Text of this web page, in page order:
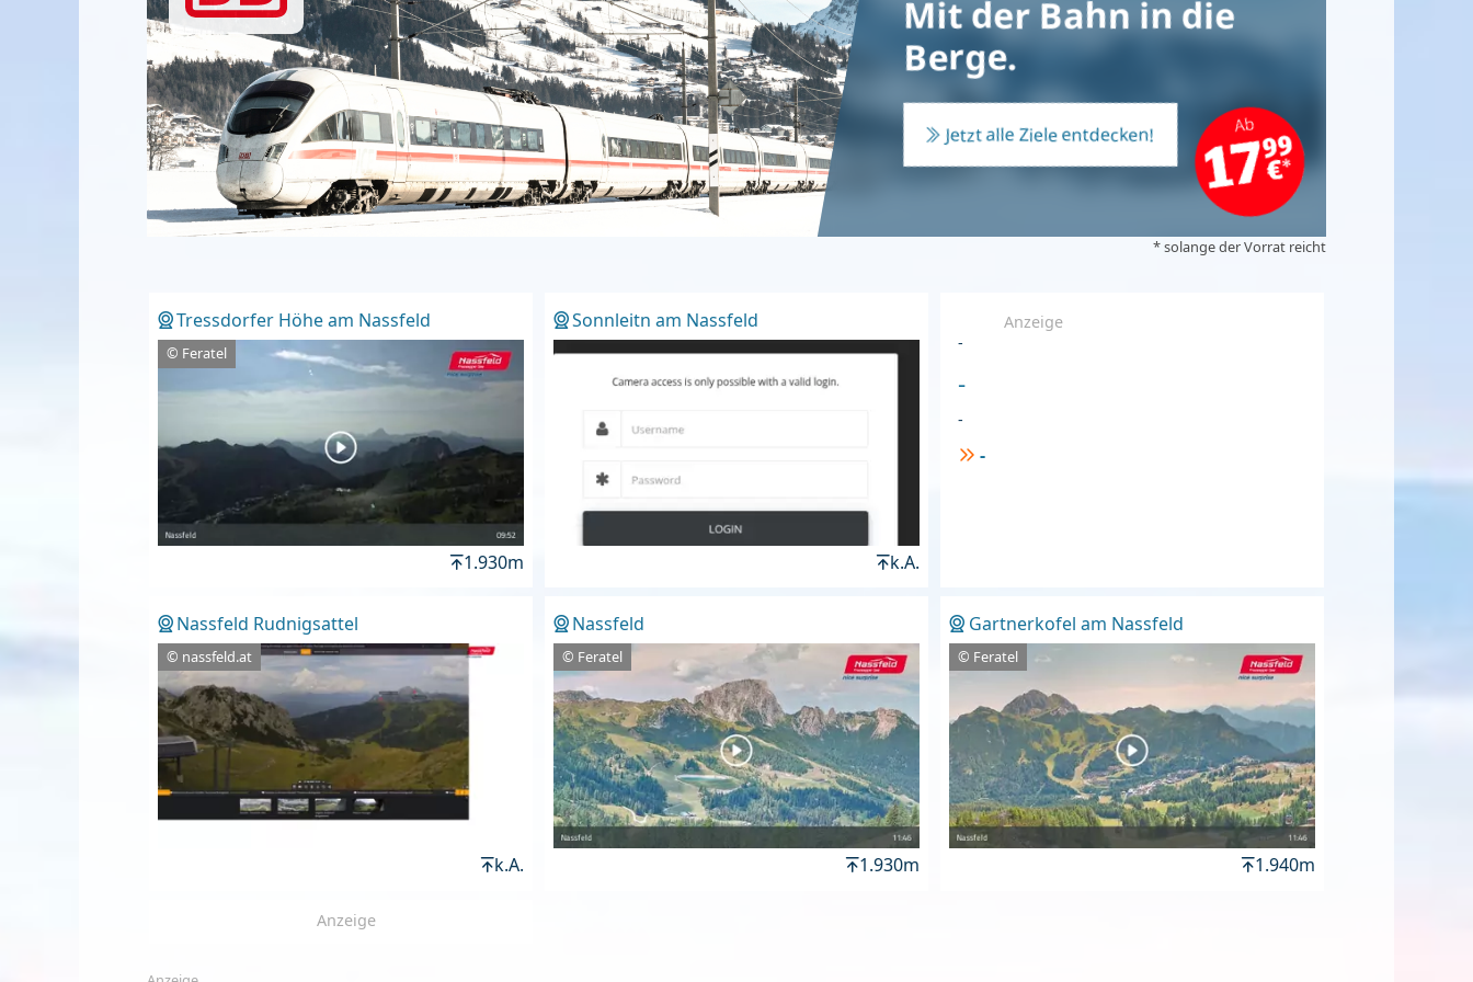
Mit der Bahn in die
Berge.
Jetzt alle Ziele entdecken!
* solange der Vorrat reicht
Tressdorfer Höhe am Nassfeld
© Feratel
1.930m
Sonnleitn am Nassfeld
k.A.
Anzeige
-
-
-
-
Nassfeld Rudnigsattel
© nassfeld.at
k.A.
Nassfeld
© Feratel
1.930m
Gartnerkofel am Nassfeld
© Feratel
1.940m
Anzeige